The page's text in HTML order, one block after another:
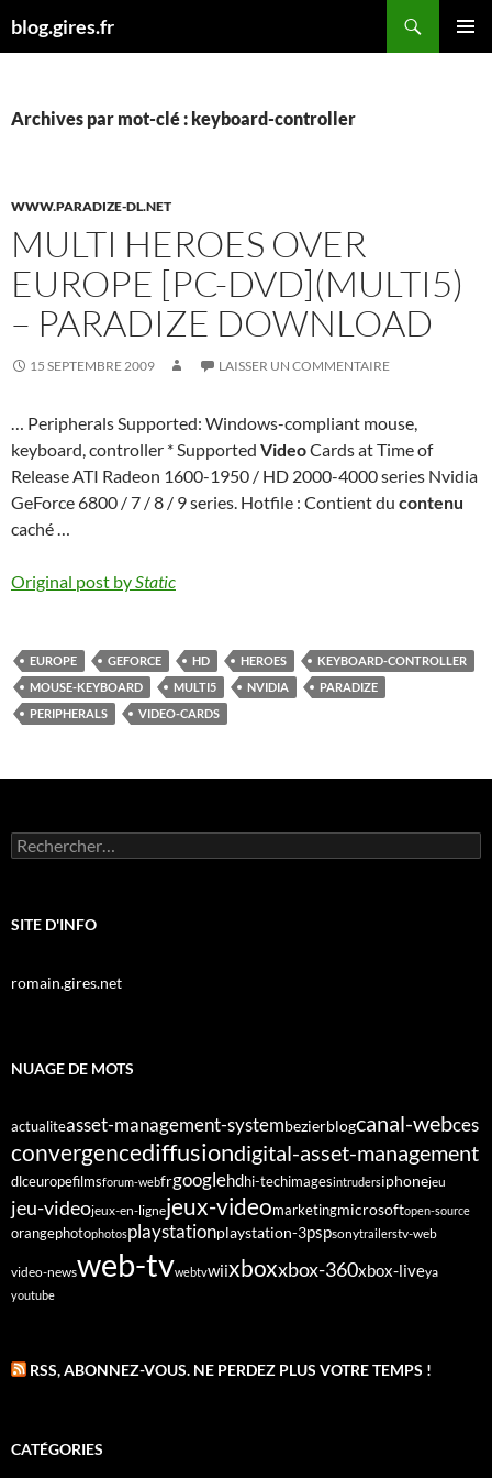
aublog.gires.fr
Archives par mot-clé : keyboard-controller
WWW.PARADIZE-DL.NET
MULTI HEROES OVER
EUROPE [PC-DVD](MULTI5)
– PARADIZE DOWNLOAD
15 SEPTEMBRE 2009 LAISSER UN COMMENTAIRE
… Peripherals Supported: Windows-compliant mouse,
keyboard, controller * Supported VideoCards at Time of
Release ATI Radeon 1600-1950 / HD 2000-4000 series Nvidia
GeForce 6800 / 7 / 8 / 9 series. Hotfile : Contient du contenu
caché …
Original post byStatic
EUROPE GEFORCE HD HEROES
KEYBOARD-CONTROLLER
MOUSE-KEYBOARD
MULTI5 NVIDIA
PARADIZE
PERIPHERALS
VIDEO-CARDS
Rechercher :
SITE D'INFO
romain.gires.net
NUAGE DE MOTS
actualiteasset-management-systembezierblogcanal-webces
convergencediffusiondigital-asset-management
dlceuropefilmsforum-webfrgooglehdhi-techimagesintrudersiphonejeu
jeu-videojeux-en-lignejeux-videomarketingmicrosoftopen-source
orangephotophotosplaystationplaystation-3pspsonytrailerstv-web
video-newsweb-tvwebtvwiixboxxbox-360xbox-liveya
youtube
RSS, ABONNEZ-VOUS. NE PERDEZ PLUS VOTRE TEMPS !
CATÉGORIES